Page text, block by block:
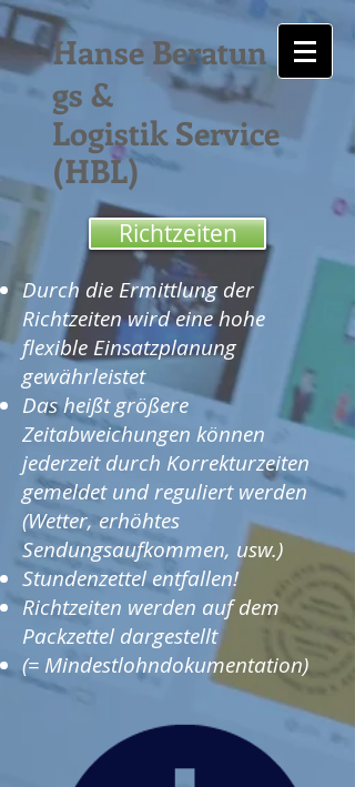
Hanse Beratun
gs &
Logistik Service
(HBL)
Richtzeiten
Durch die Ermittlung der
Richtzeiten wird eine hohe
flexible Einsatzplanung
gewährleistet
Das heißt größere
Zeitabweichungen können
jederzeit durch Korrekturzeiten
gemeldet und reguliert werden
(Wetter, erhöhtes
Sendungsaufkommen, usw.)
Stundenzettel entfallen!
Richtzeiten werden auf dem
Packzettel dargestellt
(= Mindestlohndokumentation)